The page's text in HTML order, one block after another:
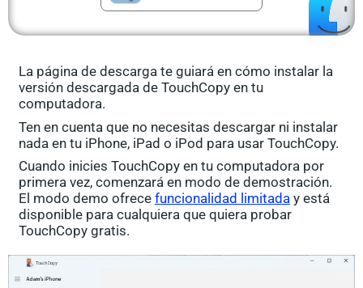
La página de descarga te guiará en cómo instalar la
versión descargada de TouchCopy en tu
computadora.
Ten en cuenta que no necesitas descargar ni instalar
nada en tu iPhone, iPad o iPod para usar TouchCopy.
Cuando inicies TouchCopy en tu computadora por
primera vez, comenzará en modo de demostración.
El modo demo ofrece funcionalidad limitaday está
disponible para cualquiera que quiera probar
TouchCopy gratis.